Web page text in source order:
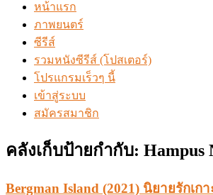
หน้าแรก
ภาพยนตร์
ซีรีส์
รวมหนังซีรีส์ (โปสเตอร์)
โปรแกรมเร็วๆ นี้
เข้าสู่ระบบ
สมัครสมาชิก
คลังเก็บป้ายกำกับ: Hampus
Bergman Island (2021) นิยายรักเก